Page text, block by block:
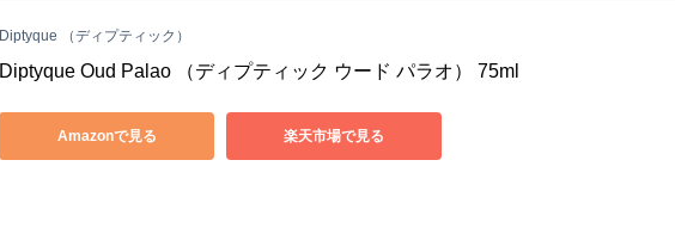
Diptyque （ディプティック）
Diptyque Oud Palao （ディプティック ウード パラオ） 75ml
Amazonで見る 楽天市場で見る